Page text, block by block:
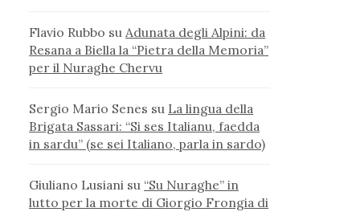
Flavio Rubbo su Adunata degli Alpini: da
Resana a Biella la “Pietra della Memoria”
per il Nuraghe Chervu
Sergio Mario Senes su La lingua della
Brigata Sassari: “Si ses Italianu, faedda
in sardu” (se sei Italiano, parla in sardo)
Giuliano Lusiani su “Su Nuraghe” in
lutto per la morte di Giorgio Frongia di